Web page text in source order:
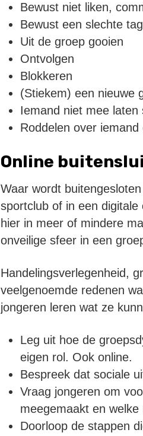
Bewust niet liken,
Bewust een slechte
Uit de groep gooien
Ontvolgen
Blokkeren
(Stiekem) een nieuwe
Iemand niet mee laten
Roddelen over
Online
Waar wordt
sportclub of in een
hier in meer of mindere
onveilige sfeer in een
Handelingsverlegenheid,
veelgenoemde redenen
jongeren leren wat ze
Leg uit hoe de
eigen rol. Ook online.
Bespreek dat sociale
Vraag jongeren om
meegemaakt en
Doorloop de stappen